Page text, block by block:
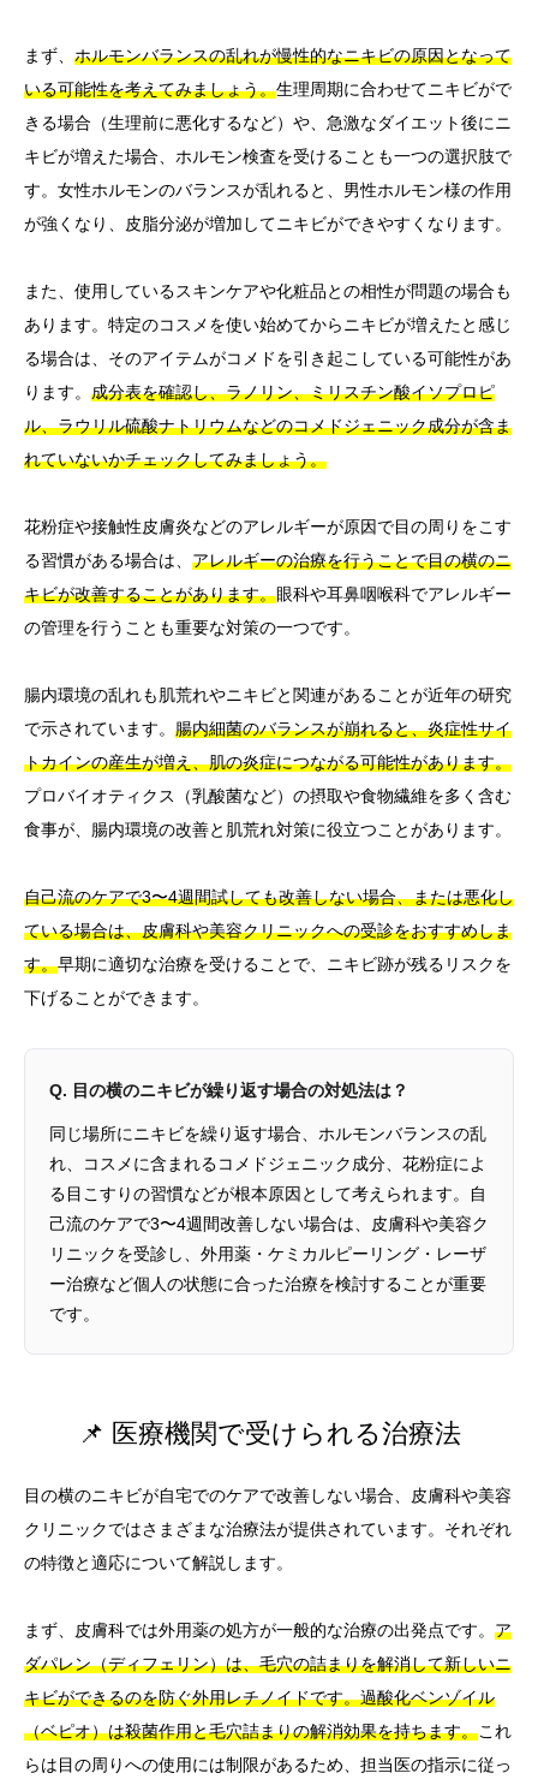
まず、 ホルモンバランスの乱れが慢性的なニキビの原因となって
いる可能性を考えてみましょう。生理周期に合わせてニキビがで
きる場合（生理前に悪化するなど）や、急激なダイエット後にニ
キビが増えた場合、ホルモン検査を受けることも一つの選択肢で
す。女性ホルモンのバランスが乱れると、男性ホルモン様の作用
が強くなり、皮脂分泌が増加してニキビができやすくなります。
また、使用しているスキンケアや化粧品との相性が問題の場合も
あります。特定のコスメを使い始めてからニキビが増えたと感じ
る場合は、そのアイテムがコメドを引き起こしている可能性があ
ります。 成分表を確認し、ラノリン、ミリスチン酸イソプロピ
ル、ラウリル硫酸ナトリウムなどのコメドジェニック成分が含ま
れていないかチェックしてみましょう。
花粉症や接触性皮膚炎などのアレルギーが原因で目の周りをこす
る習慣がある場合は、 アレルギーの治療を行うことで目の横のニ
キビが改善することがあります。眼科や耳鼻咽喉科でアレルギー
の管理を行うことも重要な対策の一つです。
腸内環境の乱れも肌荒れやニキビと関連があることが近年の研究
で示されています。 腸内細菌のバランスが崩れると、炎症性サイ
トカインの産生が増え、肌の炎症につながる可能性があります。
プロバイオティクス（乳酸菌など）の摂取や食物繊維を多く含む
食事が、腸内環境の改善と肌荒れ対策に役立つことがあります。
自己流のケアで3〜4週間試しても改善しない場合、または悪化し
ている場合は、皮膚科や美容クリニックへの受診をおすすめしま
す。早期に適切な治療を受けることで、ニキビ跡が残るリスクを
下げることができます。
Q. 目の横のニキビが繰り返す場合の対処法は？
同じ場所にニキビを繰り返す場合、ホルモンバランスの乱
れ、コスメに含まれるコメドジェニック成分、花粉症によ
る目こすりの習慣などが根本原因として考えられます。自
己流のケアで3〜4週間改善しない場合は、皮膚科や美容ク
リニックを受診し、外用薬・ケミカルピーリング・レーザ
ー治療など個人の状態に合った治療を検討することが重要
です。
📌 医療機関で受けられる治療法
目の横のニキビが自宅でのケアで改善しない場合、皮膚科や美容
クリニックではさまざまな治療法が提供されています。それぞれ
の特徴と適応について解説します。
まず、皮膚科では外用薬の処方が一般的な治療の出発点です。 ア
ダパレン（ディフェリン）は、毛穴の詰まりを解消して新しいニ
キビができるのを防ぐ外用レチノイドです。過酸化ベンゾイル
（ベピオ）は殺菌作用と毛穴詰まりの解消効果を持ちます。これ
らは目の周りへの使用には制限があるため、担当医の指示に従っ